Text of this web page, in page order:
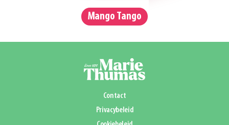
Mango Tango
Contact
Privacybeleid